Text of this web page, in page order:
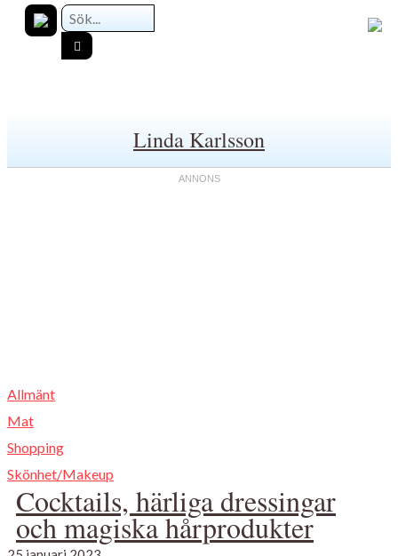
Linda Karlsson
Allmänt
Mat
Shopping
Skönhet/Makeup
Cocktails, härliga dressingar
och magiska hårprodukter